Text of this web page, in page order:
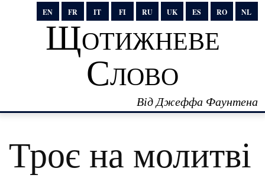
EN FR IT FI RU UK ES RO NL
Щотижневе
Слово
Від Джеффа Фаунтена
Троє на молитві